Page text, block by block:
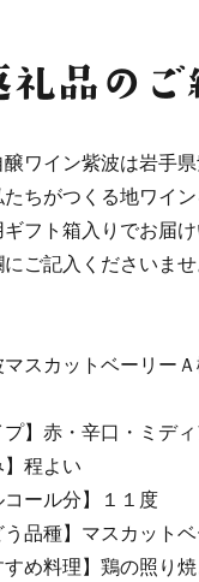
醸ワイン紫波は岩手
たちがつくる地ワイ
ギフト箱入りでお届
ご記入くださいませ
マスカットベーリー
プ】赤・辛口・ミデ
】程よい
コール分】１１度
う品種】マスカット
すめ料理】鶏の照り